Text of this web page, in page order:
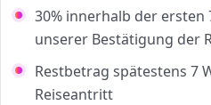
30% innerhalb der ersten
unserer Bestätigung der
Restbetrag spätestens 7
Reiseantritt